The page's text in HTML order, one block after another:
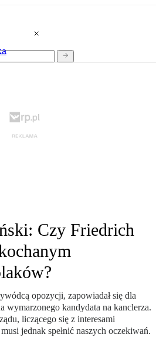
Czy Friedrich
opozycji, zapowiadał się dla
wymarzonego kandydata na kanclerza.
liczącego się z interesami
jednak spełnić naszych oczekiwań.